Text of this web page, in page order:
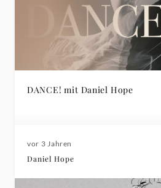
DANCE! mit Daniel Hope
vor 3 Jahren
Daniel Hope